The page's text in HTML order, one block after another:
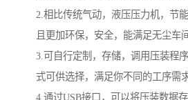
2.相比传统气动，液压压力机，节能
且更加环保，安全，能满足无尘车
3.可自行定制，存储，调用压装程
式可供选择，满足你不同的工序需求
4.通过USB接口，可以将压装数据